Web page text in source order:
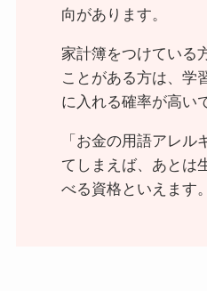
向があります。
家計簿をつけている
ことがある方は、学
に入れる確率が高い
「お金の用語アレル
てしまえば、あとは
べる資格といえます。